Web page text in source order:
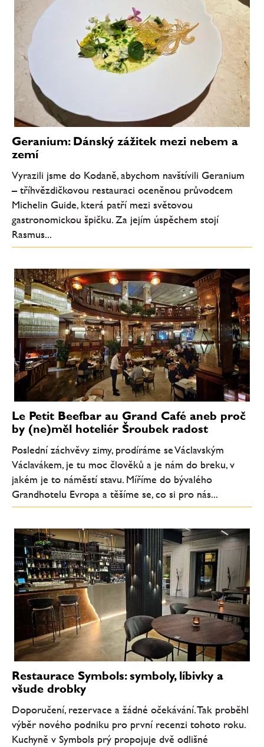
Geranium: Dánský zážitek mezi nebem a
zemí
Vyrazili jsme do Kodaně, abychom navštívili Geranium
– tříhvězdičkovou restauraci oceněnou průvodcem
Michelin Guide, která patří mezi světovou
gastronomickou špičku. Za jejím úspěchem stojí
Rasmus...
Le Petit Beefbar au Grand Café aneb proč
by (ne)měl hoteliér Šroubek radost
Poslední záchvěvy zimy, prodíráme se Václavským
Václavákem, je tu moc člověků a je nám do breku, v
jakém je to náměstí stavu. Míříme do bývalého
Grandhotelu Evropa a těšíme se, co si pro nás...
Restaurace Symbols: symboly, líbivky a
všude drobky
Doporučení, rezervace a žádné očekávání. Tak proběhl
výběr nového podniku pro první recenzi tohoto roku.
Kuchyně v Symbols prý propojuje dvě odlišné